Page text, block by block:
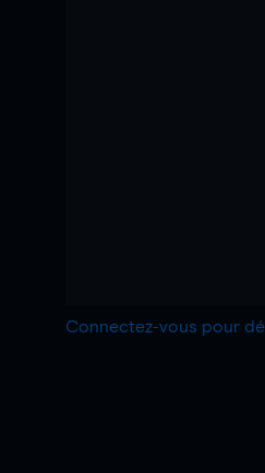
Connectez-vous pour